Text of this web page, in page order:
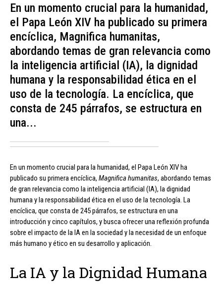
En un momento crucial para la humanidad,
el Papa León XIV ha publicado su primera
encíclica, Magnifica humanitas,
abordando temas de gran relevancia como
la inteligencia artificial (IA), la dignidad
humana y la responsabilidad ética en el
uso de la tecnología. La encíclica, que
consta de 245 párrafos, se estructura en
una...
En un momento crucial para la humanidad, el Papa León XIV ha
publicado su primera encíclica, Magnifica humanitas, abordando temas
de gran relevancia como la inteligencia artificial (IA), la dignidad
humana y la responsabilidad ética en el uso de la tecnología. La
encíclica, que consta de 245 párrafos, se estructura en una
introducción y cinco capítulos, y busca ofrecer una reflexión profunda
sobre el impacto de la IA en la sociedad y la necesidad de un enfoque
más humano y ético en su desarrollo y aplicación.
La IA y la Dignidad Humana